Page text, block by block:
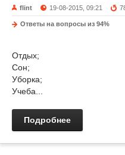
flint 19-08-2015, 09:21
Ответы на вопросы из 94%
Отдых;
Сон;
Уборка;
Учеба...
Подробнее